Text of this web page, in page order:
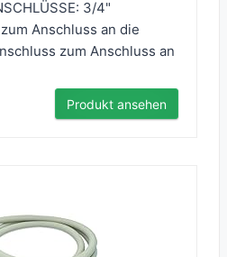
3/4"
Anschluss an die
zum Anschluss an
Produkt ansehen